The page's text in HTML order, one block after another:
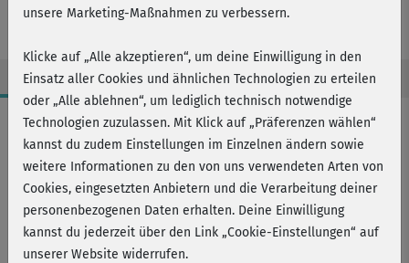
Hu­la-Hoop - Workout 1
Workout-Facts
mittelschwer
34 Min
228 kcal
Sara Lang
unsere Marketing-Maßnahmen zu verbessern.
Klicke auf „Alle akzeptieren“, um deine Einwilligung in den
Einsatz aller Cookies und ähnlichen Technologien zu erteilen
oder „Alle ablehnen“, um lediglich technisch notwendige
Technologien zuzulassen. Mit Klick auf „Präferenzen wählen“
kannst du zudem Einstellungen im Einzelnen ändern sowie
weitere Informationen zu den von uns verwendeten Arten von
Cookies, eingesetzten Anbietern und die Verarbeitung deiner
personenbezogenen Daten erhalten. Deine Einwilligung
kannst du jederzeit über den Link „Cookie-Einstellungen“ auf
unserer Website widerrufen.